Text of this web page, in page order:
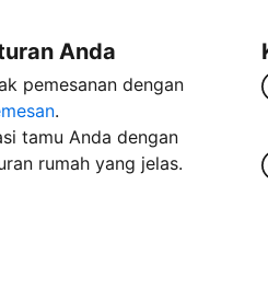
Anda
pemesanan dengan
.
tamu Anda dengan
rumah yang jelas.